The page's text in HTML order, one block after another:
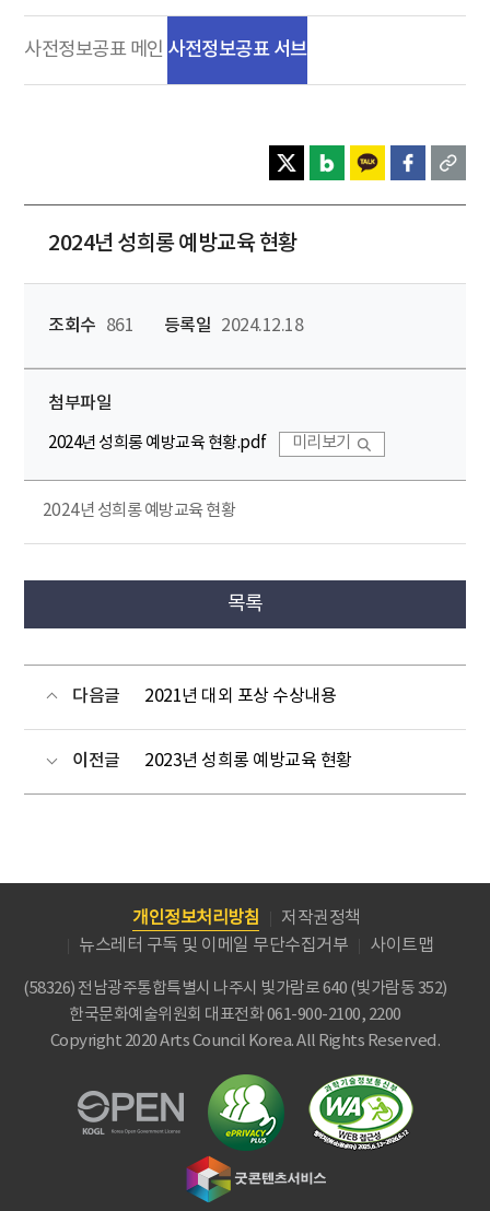
사전정보공표 메인 사전정보공표 서브
2024년 성희롱 예방교육 현황
조회수 861 등록일 2024.12.18
첨부파일
2024년 성희롱 예방교육 현황.pdf 미리보기
2024년 성희롱 예방교육 현황
목록
다음글 2021년 대외 포상 수상내용
이전글 2023년 성희롱 예방교육 현황
개인정보처리방침
저작권정책
뉴스레터 구독 및 이메일 무단수집거부
사이트맵
(58326) 전남광주통합특별시 나주시 빛가람로 640 (빛가람동 352)
한국문화예술위원회 대표전화 061-900-2100, 2200
Copyright 2020 Arts Council Korea. All Rights Reserved.